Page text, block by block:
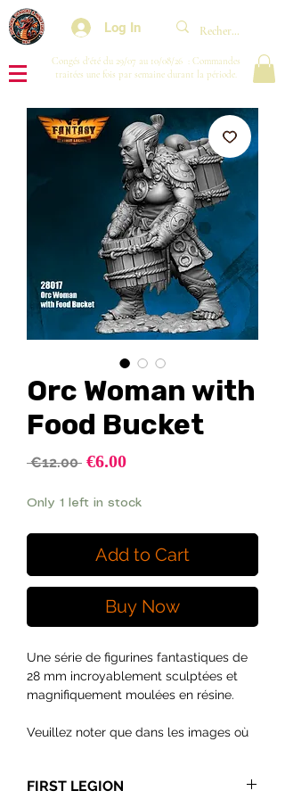
Log In
Congés d'été du 29/07 au 10/08/26 : Commandes
traitées une fois par semaine durant la période.
Orc Woman with
Food Bucket
€12.00 Regular
€6.00Sale
Only 1 left in stock
Add to Cart
Buy Now
Une série de figurines fantastiques de
28 mm incroyablement sculptées et
magnifiquement moulées en résine.
Veuillez noter que dans les images où
jusqu'au point le plus élevé de la
FIRST LEGION